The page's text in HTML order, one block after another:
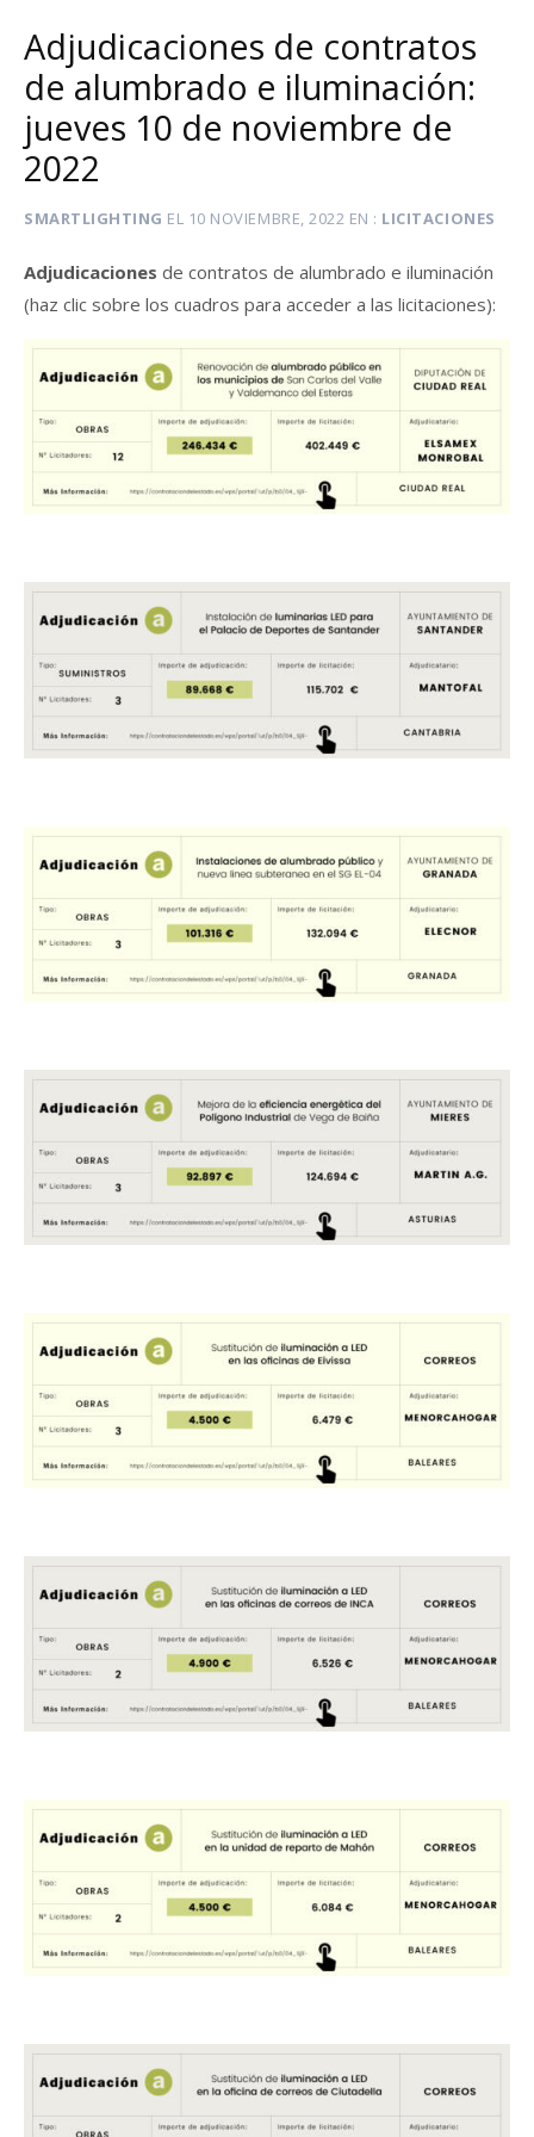
Adjudicaciones de contratos
de alumbrado e iluminación:
jueves 10 de noviembre de
2022
SMARTLIGHTING EL 10 NOVIEMBRE, 2022 EN LICITACIONES
Adjudicaciones de contratos de alumbrado e iluminación
(haz clic sobre los cuadros para acceder a las licitaciones):